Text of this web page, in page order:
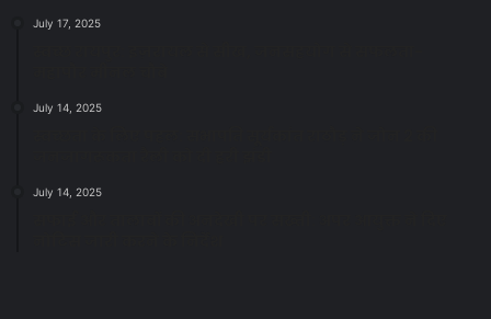
July 17, 2025
July 14, 2025
July 14, 2025